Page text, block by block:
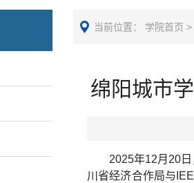
当前位置： 学院首页 >
绵阳城市
2025年12月20
川省经济合作局与